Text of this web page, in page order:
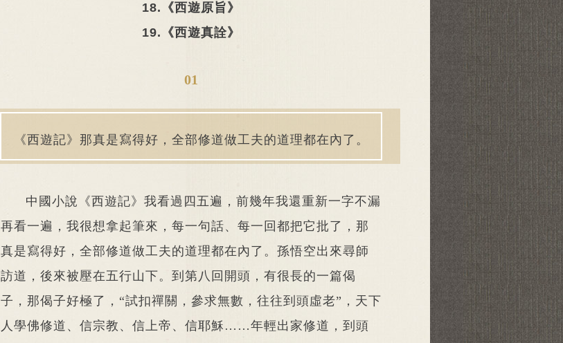
18.《西遊原旨》
19.《西遊真詮》
01
《西遊記》那真是寫得好，全部修道做工夫的道理都在內了。
中國小說《西遊記》我看過四五遍，前幾年我還重新一字不漏
再看一遍，我很想拿起筆來，每一句話、每一回都把它批了，那
真是寫得好，全部修道做工夫的道理都在內了。孫悟空出來尋師
訪道，後來被壓在五行山下。到第八回開頭，有很長的一篇偈
子，那偈子好極了，“試扣禪關，參求無數，往往到頭虛老”，天下
人學佛修道、信宗教、信上帝、信耶穌……年輕出家修道，到頭